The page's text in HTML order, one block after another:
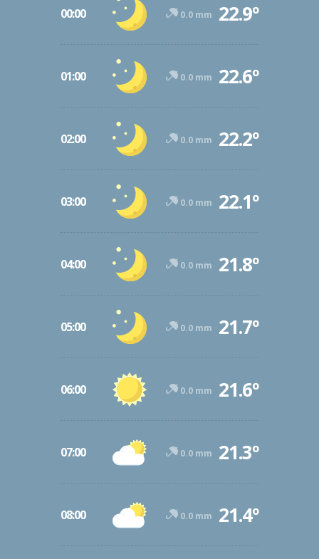
00:00 0.0 mm 22.9º
01:00 0.0 mm 22.6º
02:00 0.0 mm 22.2º
03:00 0.0 mm 22.1º
04:00 0.0 mm 21.8º
05:00 0.0 mm 21.7º
06:00 0.0 mm 21.6º
07:00 0.0 mm 21.3º
08:00 0.0 mm 21.4º